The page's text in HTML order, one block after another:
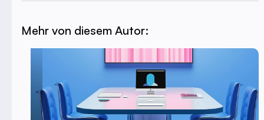
Mehr von diesem Autor: